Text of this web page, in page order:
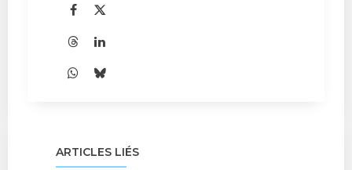
ARTICLES LIÉS